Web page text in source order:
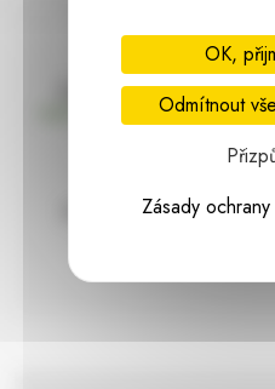
Doprava zdarma
nad 2000 Kč bez DPH
97% hodnocení
OK,
Odmítnout
Zásady